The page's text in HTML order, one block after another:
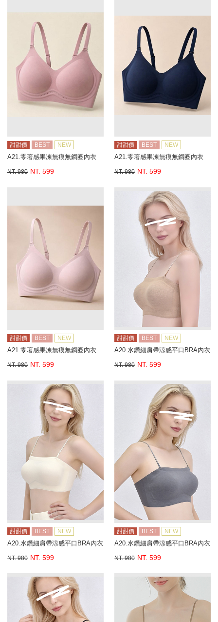
甜甜價 BEST NEW
A21.零著感果凍無痕無鋼圈內衣
NT. 980 NT. 599
甜甜價 BEST NEW
A21.零著感果凍無痕無鋼圈內衣
NT. 980 NT. 599
甜甜價 BEST NEW
A21.零著感果凍無痕無鋼圈內衣
NT. 980 NT. 599
甜甜價 BEST NEW
A20.水鑽細肩帶涼感平口BRA內衣
NT. 980 NT. 599
甜甜價 BEST NEW
A20.水鑽細肩帶涼感平口BRA內衣
NT. 980 NT. 599
甜甜價 BEST NEW
A20.水鑽細肩帶涼感平口BRA內衣
NT. 980 NT. 599